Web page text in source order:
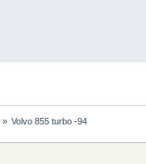
» Volvo 855 turbo -94